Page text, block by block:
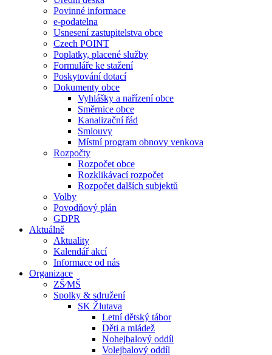
Povinné informace
e-podatelna
Usnesení zastupitelstva obce
Czech POINT
Poplatky, placené služby
Formuláře ke stažení
Poskytování dotací
Dokumenty obce
Vyhlášky a nařízení obce
Směrnice obce
Kanalizační řád
Smlouvy
Místní program obnovy venkova
Rozpočty
Rozpočet obce
Rozklikávací rozpočet
Rozpočet dalších subjektů
Volby
Povodňový plán
GDPR
Aktuálně
Aktuality
Kalendář akcí
Informace od nás
Organizace
ZŠ⁄MŠ
Spolky & sdružení
SK Žlutava
Letní dětský tábor
Děti a mládež
Nohejbalový oddíl
Volejbalový oddíl